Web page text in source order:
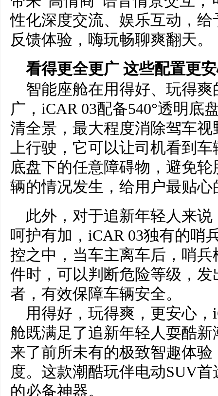
性化深度交流、娱乐互动，
反馈体验，嗨玩畅聊爽翻天。
看得更全更广 这些配置更
智能座舱在用得好、玩得
广，iCAR 03配备540°透明底
清全景，最大程度消除驾车
上行驶，它可以让司机看到
底盘下的任意障碍物，避免
辆的情况发生，给用户最贴心
此外，对于追新年轻人来
呵护有加，iCAR 03独有的哨
控之中，当车主离车后，哨
件时，可以判断危险等级，
者，有效保障车辆安全。
用得好，玩得爽，更安心
舱既满足了追新年轻人耍酷
来了前所未有的极致智趣体
度。这款潮酷玩伴电动SUV
的必备神器。